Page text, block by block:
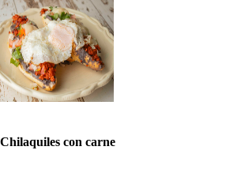
Chilaquiles con carne